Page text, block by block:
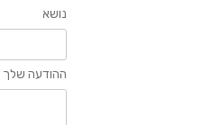
נושא
ההודעה שלך